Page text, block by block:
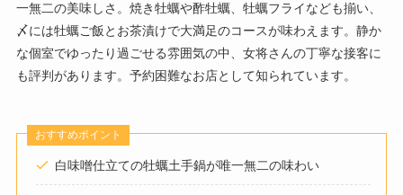
一無二の美味しさ。焼き牡蠣や酢牡蠣、牡蠣フライなども揃い、
〆には牡蠣ご飯とお茶漬けで大満足のコースが味わえます。静か
な個室でゆったり過ごせる雰囲気の中、女将さんの丁寧な接客に
も評判があります。予約困難なお店として知られています。
おすすめポイント
白味噌仕立ての牡蠣土手鍋が唯一無二の味わい